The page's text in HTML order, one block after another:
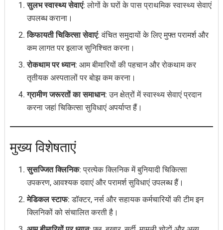
सुलभ स्वास्थ्य सेवाएं: लोगों के घरों के पास प्राथमिक स्वास्थ्य सेवाएं
उपलब्ध कराना।
किफायती चिकित्सा सेवाएं: वंचित समुदायों के लिए मुफ्त परामर्श और
कम लागत पर इलाज सुनिश्चित करना।
रोकथाम पर ध्यान: आम बीमारियों की पहचान और रोकथाम कर
तृतीयक अस्पतालों पर बोझ कम करना।
ग्रामीण जरूरतों का समाधान: उन क्षेत्रों में स्वास्थ्य सेवाएं प्रदान
करना जहां चिकित्सा सुविधाएं अपर्याप्त हैं।
मुख्य विशेषताएं
सुसज्जित क्लिनिक: प्रत्येक क्लिनिक में बुनियादी चिकित्सा
उपकरण, आवश्यक दवाएं और परामर्श सुविधाएं उपलब्ध हैं।
मेडिकल स्टाफ: डॉक्टर, नर्स और सहायक कर्मचारियों की टीम इन
क्लिनिकों को संचालित करती है।